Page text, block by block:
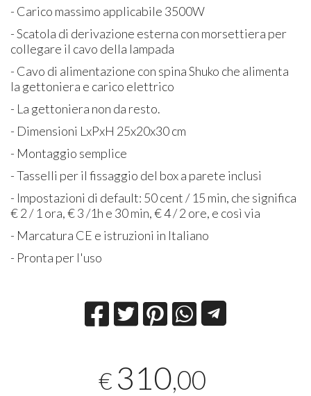
- Carico massimo applicabile 3500W
- Scatola di derivazione esterna con morsettiera per
collegare il cavo della lampada
- Cavo di alimentazione con spina Shuko che alimenta
la gettoniera e carico elettrico
- La gettoniera non da resto.
- Dimensioni LxPxH 25x20x30 cm
- Montaggio semplice
- Tasselli per il fissaggio del box a parete inclusi
- Impostazioni di default: 50 cent / 15 min, che significa
€ 2 / 1 ora, € 3 /1h e 30 min, € 4 / 2 ore, e così via
- Marcatura CE e istruzioni in Italiano
- Pronta per l'uso
€ 310,00